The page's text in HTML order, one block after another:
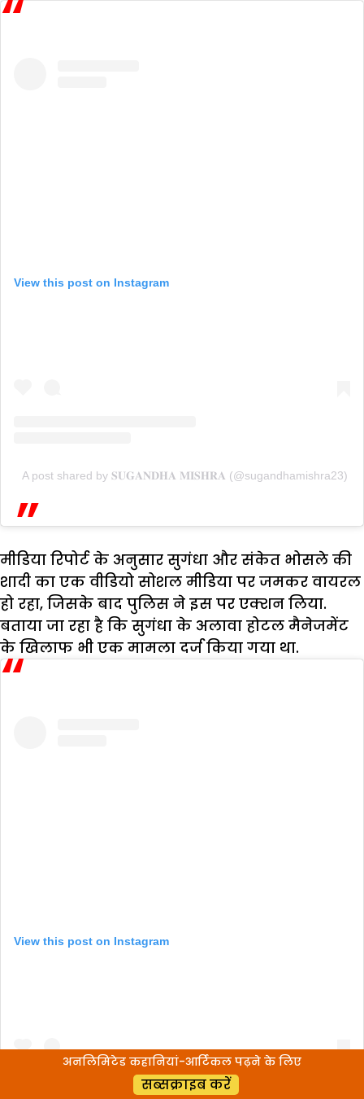
View this post on Instagram
A post shared by 𝐒𝐔𝐆𝐀𝐍𝐃𝐇𝐀 𝐌𝐈𝐒𝐇𝐑𝐀 (@sugandhamishra23)
मीडिया रिपोर्ट के अनुसार सुगंधा और संकेत भोसले की
शादी का एक वीडियो सोशल मीडिया पर जमकर वायरल
हो रहा, जिसके बाद पुलिस ने इस पर एक्शन लिया.
बताया जा रहा है कि सुगंधा के अलावा होटल मैनेजमेंट
के खिलाफ भी एक मामला दर्ज किया गया था.
View this post on Instagram
अनलिमिटेड कहानियां-आर्टिकल पढ़ने के लिए
सब्सक्राइब करें